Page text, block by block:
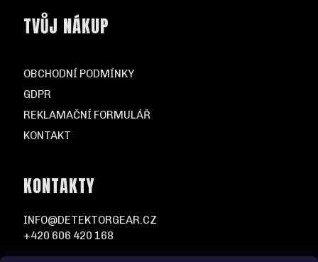
TVŮJ NÁKUP
OBCHODNÍ PODMÍNKY
GDPR
REKLAMAČNÍ FORMULÁŘ
KONTAKT
KONTAKTY
INFO@DETEKTORGEAR.CZ
+420 606 420 168